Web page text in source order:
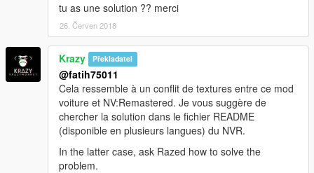
tu as une solution ?? merci
26. Červen 2018
Krazy Překladatel
@fatih75011
Cela ressemble à un conflit de textures entre ce mod
voiture et NV:Remastered. Je vous suggère de
chercher la solution dans le fichier README
(disponible en plusieurs langues) du NVR.
In the latter case, ask Razed how to solve the
problem.